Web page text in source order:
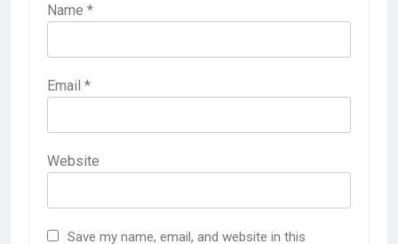
Name *
Email *
Website
Save my name, email, and website in this